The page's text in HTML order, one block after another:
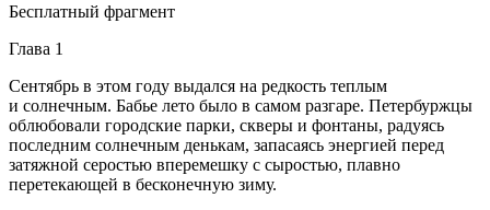
Бесплатный фрагмент
Глава 1
Сентябрь в этом году выдался на редкость теплым
и солнечным. Бабье лето было в самом разгаре. Петербуржцы
облюбовали городские парки, скверы и фонтаны, радуясь
последним солнечным денькам, запасаясь энергией перед
затяжной серостью вперемешку с сыростью, плавно
перетекающей в бесконечную зиму.